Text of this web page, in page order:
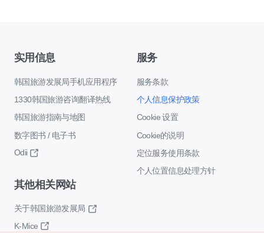
实用信息
韩国旅游发展局手机应用程序
1330韩国旅游咨询翻译热线
韩国旅游指南与地图
数字图书 / 电子书
Odii
服务
服务条款
个人信息保护政策
Cookie 设置
Cookie的说明
定位服务使用条款
个人位置信息处理方针
其他相关网站
关于韩国旅游发展局
K-Mice